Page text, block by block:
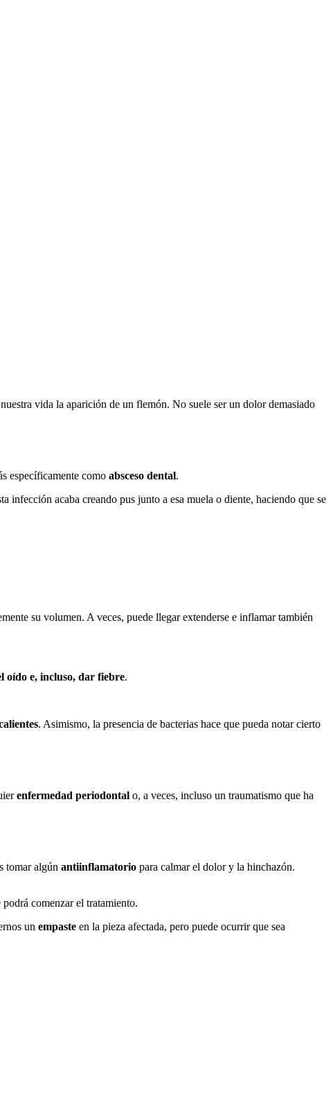
vida la aparición de un flemón. No suele ser un dolor demasiado
específicamente como absceso dental.
infección acaba creando pus junto a esa muela o diente, haciendo que se
su volumen. A veces, puede llegar extenderse e inflamar también
oído e, incluso, dar fiebre.
. Asimismo, la presencia de bacterias hace que pueda notar cierto
enfermedad periodontal o, a veces, incluso un traumatismo que ha
tomar algún antiinflamatorio para calmar el dolor y la hinchazón.
comenzar el tratamiento.
un empaste en la pieza afectada, pero puede ocurrir que sea